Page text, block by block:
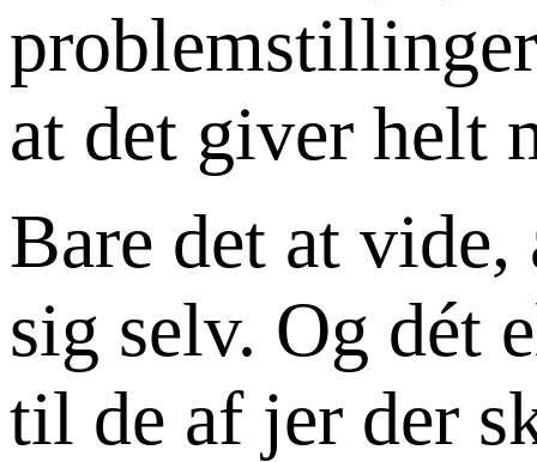
at det giver helt
Bare det at
sig selv. Og dét
til de af jer der